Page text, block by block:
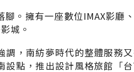
。擁有一座數位IMAX影廳
城。
，南紡夢時代的整體服務
點，推出設計風格旅館「